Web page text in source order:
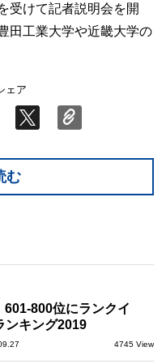
受けて記者説明会を開
田工業大学や近畿大学の
ェア
む
800位にランクイ
キング2019
4745 View